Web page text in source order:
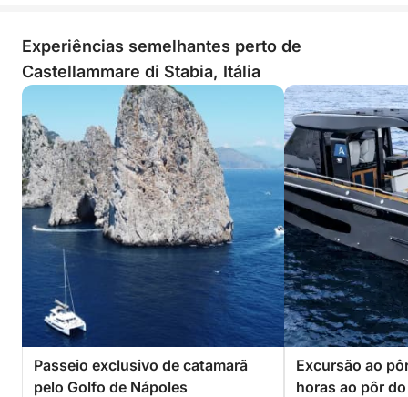
Experiências semelhantes perto de
Castellammare di Stabia, Itália
Passeio exclusivo de catamarã
pelo Golfo de Nápoles
Excursão ao
horas ao pôr